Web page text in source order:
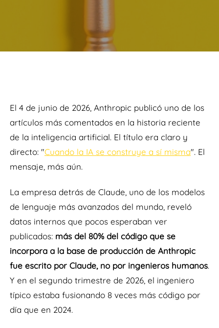
El 4 de junio de 2026, Anthropic publicó uno de los
artículos más comentados en la historia reciente
de la inteligencia artificial. El título era claro y
directo: "Cuando la IA se construye a sí misma". El
mensaje, más aún.
La empresa detrás de Claude, uno de los modelos
de lenguaje más avanzados del mundo, reveló
datos internos que pocos esperaban ver
publicados: más del 80% del código que se
incorpora a la base de producción de Anthropic
fue escrito por Claude, no por ingenieros humanos.
Y en el segundo trimestre de 2026, el ingeniero
típico estaba fusionando 8 veces más código por
día que en 2024.